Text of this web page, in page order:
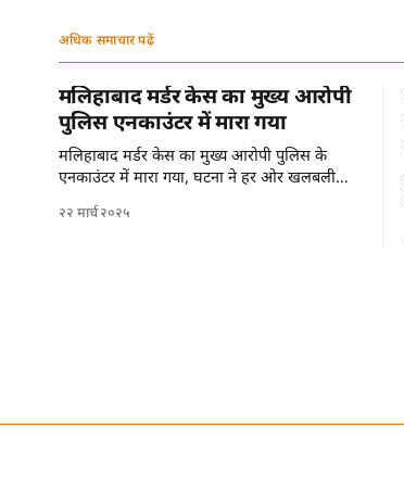
अधिक समाचार पढ़ें
मलिहाबाद मर्डर केस का मुख्य आरोपी
पुलिस एनकाउंटर में मारा गया
मलिहाबाद मर्डर केस का मुख्य आरोपी पुलिस के
एनकाउंटर में मारा गया, घटना ने हर ओर खलबली
मचा दी है।
२२ मार्च २०२५